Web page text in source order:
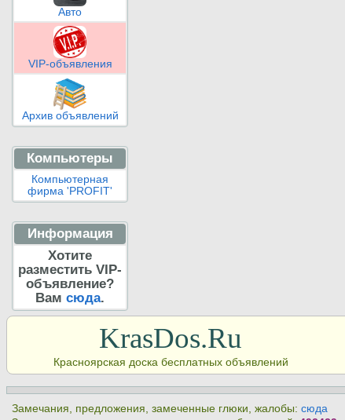
Авто
VIP-объявления
Архив объявлений
Компьютеры
Компьютерная
фирма 'PROFIT'
Информация
Хотите
разместить VIP-
объявление?
Вам сюда.
KrasDos.Ru
Красноярская доска бесплатных объявлений
Замечания, предложения, замеченные глюки, жалобы: сюда